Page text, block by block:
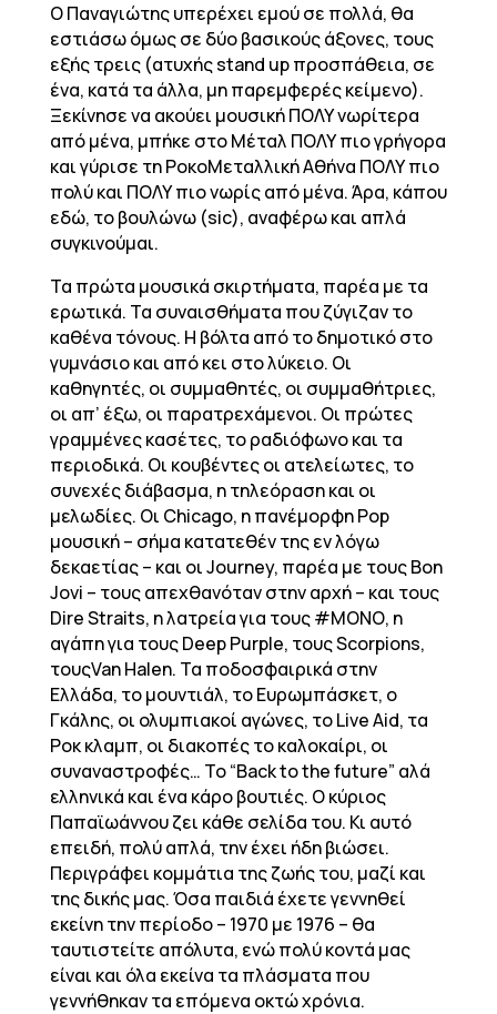
Ο Παναγιώτης υπερέχει εμού σε πολλά, θα
εστιάσω όμως σε δύο βασικούς άξονες, τους
εξής τρεις (ατυχής stand up προσπάθεια, σε
ένα, κατά τα άλλα, μη παρεμφερές κείμενο).
Ξεκίνησε να ακούει μουσική ΠΟΛΥ νωρίτερα
από μένα, μπήκε στο Μέταλ ΠΟΛΥ πιο γρήγορα
και γύρισε τη ΡοκοΜεταλλική Αθήνα ΠΟΛΥ πιο
πολύ και ΠΟΛΥ πιο νωρίς από μένα. Άρα, κάπου
εδώ, το βουλώνω (sic), αναφέρω και απλά
συγκινούμαι.
Τα πρώτα μουσικά σκιρτήματα, παρέα με τα
ερωτικά. Τα συναισθήματα που ζύγιζαν το
καθένα τόνους. Η βόλτα από το δημοτικό στο
γυμνάσιο και από κει στο λύκειο. Οι
καθηγητές, οι συμμαθητές, οι συμμαθήτριες,
οι απ’ έξω, οι παρατρεχάμενοι. Οι πρώτες
γραμμένες κασέτες, το ραδιόφωνο και τα
περιοδικά. Οι κουβέντες οι ατελείωτες, το
συνεχές διάβασμα, η τηλεόραση και οι
μελωδίες. Οι Chicago, η πανέμορφη Pop
μουσική – σήμα κατατεθέν της εν λόγω
δεκαετίας – και οι Journey, παρέα με τους Bon
Jovi – τους απεχθανόταν στην αρχή – και τους
Dire Straits, η λατρεία για τους #ΜΟΝΟ, η
αγάπη για τους Deep Purple, τους Scorpions,
τουςVan Halen. Τα ποδοσφαιρικά στην
Ελλάδα, το μουντιάλ, το Ευρωμπάσκετ, ο
Γκάλης, οι ολυμπιακοί αγώνες, το Live Aid, τα
Ροκ κλαμπ, οι διακοπές το καλοκαίρι, οι
συναναστροφές… To “Back to the future” αλά
ελληνικά και ένα κάρο βουτιές. Ο κύριος
Παπαϊωάννου ζει κάθε σελίδα του. Κι αυτό
επειδή, πολύ απλά, την έχει ήδη βιώσει.
Περιγράφει κομμάτια της ζωής του, μαζί και
της δικής μας. Όσα παιδιά έχετε γεννηθεί
εκείνη την περίοδο – 1970 με 1976 – θα
ταυτιστείτε απόλυτα, ενώ πολύ κοντά μας
είναι και όλα εκείνα τα πλάσματα που
γεννήθηκαν τα επόμενα οκτώ χρόνια.